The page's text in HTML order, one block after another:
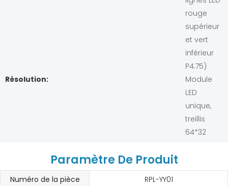
rouge
supérieur
et vert
inférieur
P4.75)
Résolution:
Module
LED
unique,
treillis
64*32
Paramètre De Produit
Numéro de la pièce
RPL-YY01